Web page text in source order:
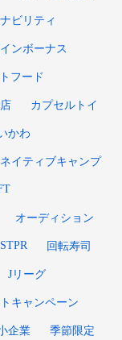
ビリティ
ンボーナス
フード
カプセルトイ
かわ
ネイティブキャンプ
オーディション
STPR 回転寿司
Jリーグ
キャンペーン
企業 季節限定